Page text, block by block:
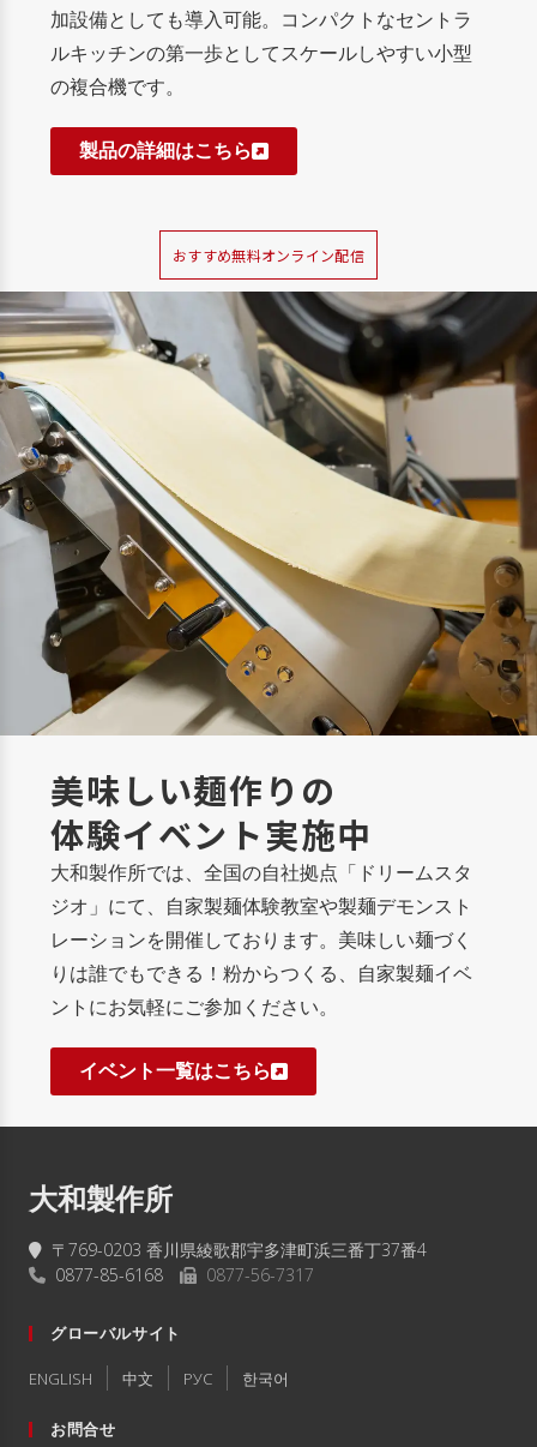
加設備としても導入可能。コンパクトなセントラ
ルキッチンの第一歩としてスケールしやすい小型
の複合機です。
製品の詳細はこちら
おすすめ無料オンライン配信
美味しい麺作りの
体験イベント実施中
大和製作所では、全国の自社拠点「ドリームスタ
ジオ」にて、自家製麺体験教室や製麺デモンスト
レーションを開催しております。美味しい麺づく
りは誰でもできる！粉からつくる、自家製麺イベ
ントにお気軽にご参加ください。
イベント一覧はこちら
大和製作所
〒769-0203 香川県綾歌郡宇多津町浜三番丁37番4
0877-85-6168
0877-56-7317
グローバルサイト
ENGLISH 中文 РУC 한국어
お問合せ